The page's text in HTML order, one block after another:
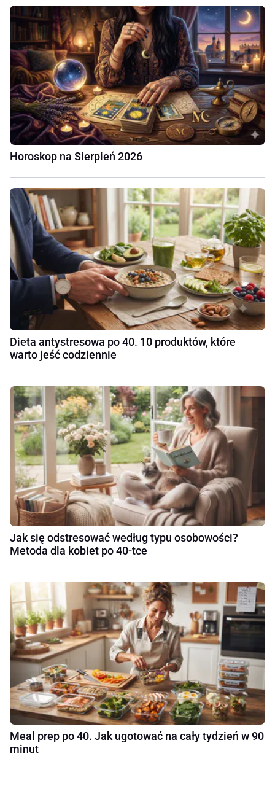
Horoskop na Sierpień 2026
Dieta antystresowa po 40. 10 produktów, które
warto jeść codziennie
Jak się odstresować według typu osobowości?
Metoda dla kobiet po 40-tce
Meal prep po 40. Jak ugotować na cały tydzień w 90
minut